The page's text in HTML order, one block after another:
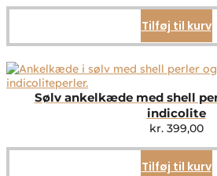
Tilføj til kurv
Sølv ankelkæde med shell
indicolite
kr.399,00
Tilføj til kurv